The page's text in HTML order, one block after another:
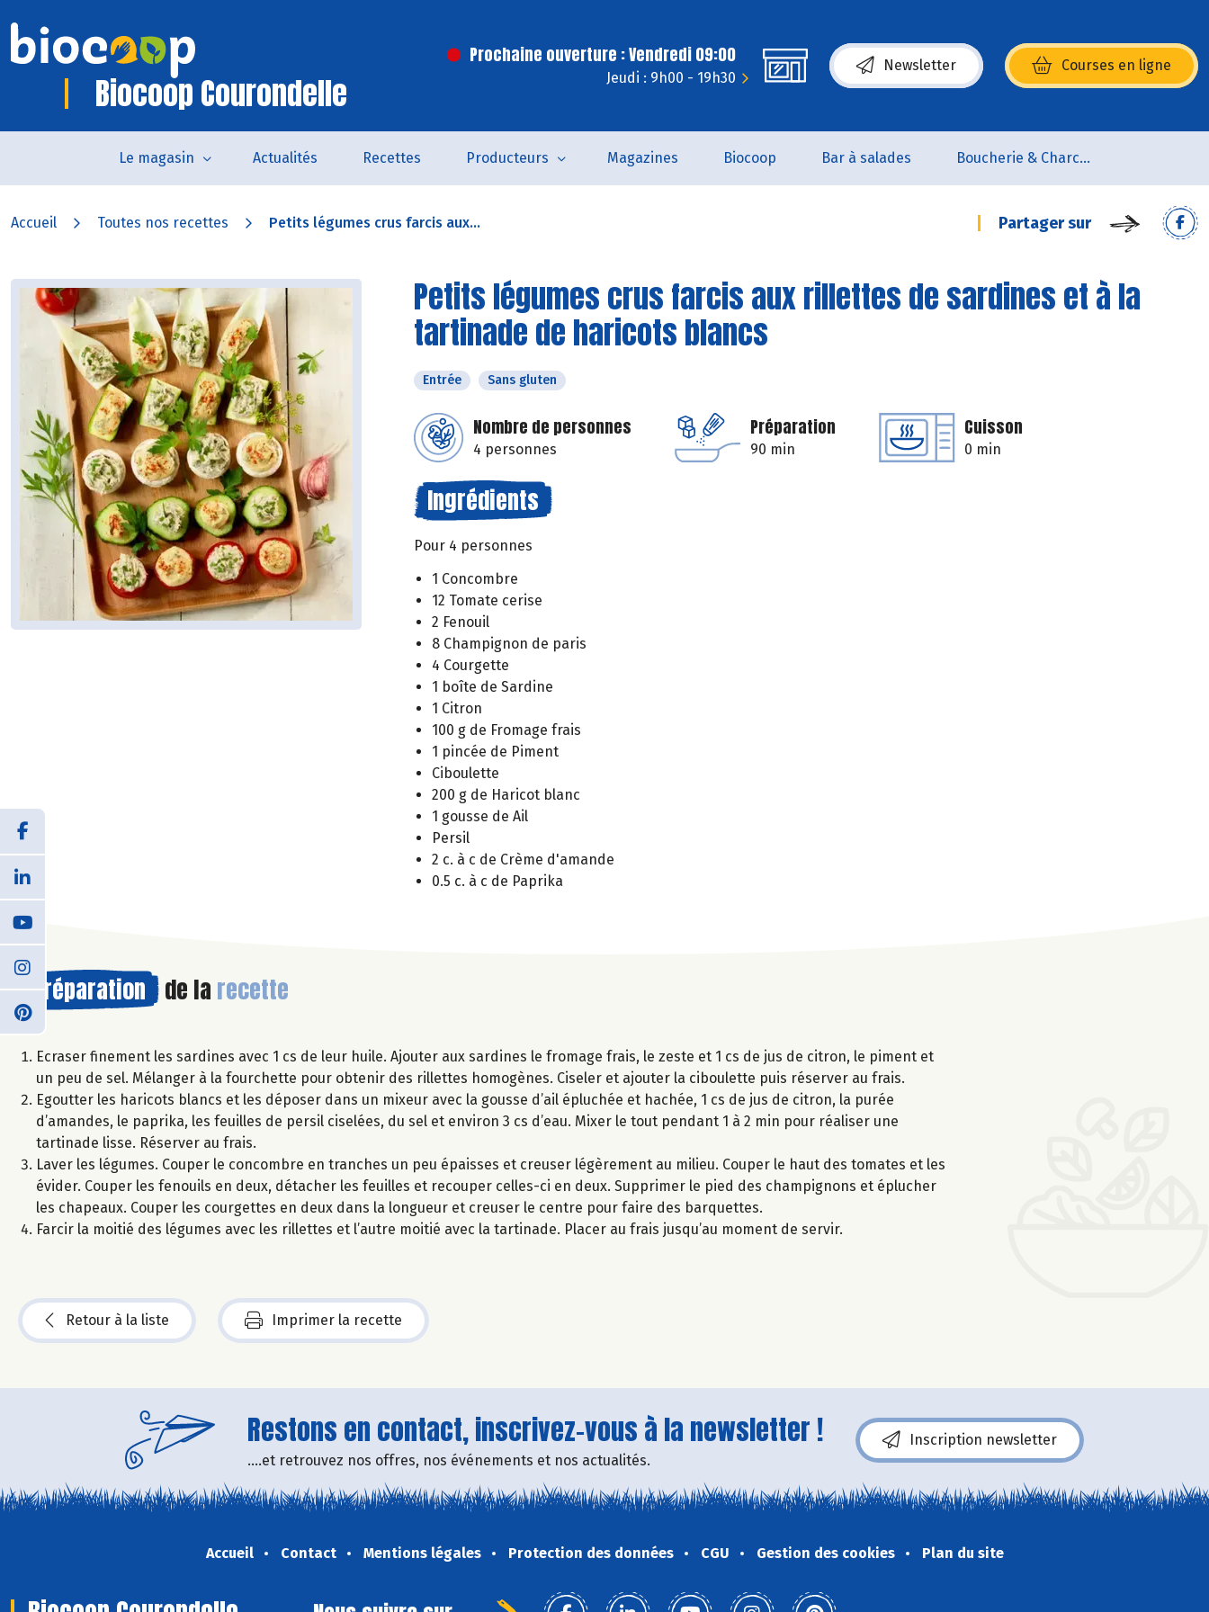
Biocoop Courondelle
Prochaine ouverture : Vendredi 09:00
Jeudi : 9h00 - 19h30
Newsletter Courses en ligne
(s’ouvre dans une nouvelle fenêtre)
Le magasin Actualités Recettes Producteurs Magazines Biocoop Bar à salades Boucherie & Charcuterie
Accueil Toutes nos recettes Petits légumes crus farcis aux... Partager sur
Petits légumes crus farcis aux rillettes de sardines et à la
tartinade de haricots blancs
Entrée Sans gluten
Nombre de personnes
4 personnes
Préparation
90 min
Cuisson
0 min
Ingrédients
Pour 4 personnes
1 Concombre
12 Tomate cerise
2 Fenouil
8 Champignon de paris
4 Courgette
1 boîte de Sardine
1 Citron
100 g de Fromage frais
1 pincée de Piment
Ciboulette
200 g de Haricot blanc
1 gousse de Ail
Persil
2 c. à c de Crème d'amande
0.5 c. à c de Paprika
Préparation de la recette
Ecraser finement les sardines avec 1 cs de leur huile. Ajouter aux sardines le fromage frais, le zeste et 1 cs de jus de citron, le piment et
un peu de sel. Mélanger à la fourchette pour obtenir des rillettes homogènes. Ciseler et ajouter la ciboulette puis réserver au frais.
Egoutter les haricots blancs et les déposer dans un mixeur avec la gousse d’ail épluchée et hachée, 1 cs de jus de citron, la purée
d’amandes, le paprika, les feuilles de persil ciselées, du sel et environ 3 cs d’eau. Mixer le tout pendant 1 à 2 min pour réaliser une
tartinade lisse. Réserver au frais.
Laver les légumes. Couper le concombre en tranches un peu épaisses et creuser légèrement au milieu. Couper le haut des tomates et les
évider. Couper les fenouils en deux, détacher les feuilles et recouper celles-ci en deux. Supprimer le pied des champignons et éplucher
les chapeaux. Couper les courgettes en deux dans la longueur et creuser le centre pour faire des barquettes.
Farcir la moitié des légumes avec les rillettes et l’autre moitié avec la tartinade. Placer au frais jusqu’au moment de servir.
Retour à la liste Imprimer la recette
Restons en contact, inscrivez-vous à la newsletter !
....et retrouvez nos offres, nos événements et nos actualités.
Inscription newsletter
Accueil Contact Mentions légales Protection des données CGU Gestion des cookies Plan du site